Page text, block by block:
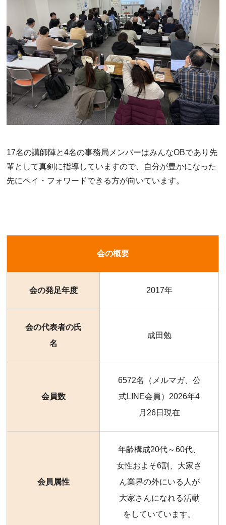
17名の講師陣と4名の事務局メンバーはみんなOBであり先
輩として真剣に指導していますので、自分が豊かになった
先にペイ・フォワードできる方が向いています。
会の概要
会の発足年度 2017年
会の代表者の氏
名
成田勉
会員数
6572名（メルマガ、公
式LINE会員）2026年4
月26日現在
会員属性
年齢構成20代～60代、
女性およそ6割、大家さ
ん業界の外にいる人が
大家さんになれる活動
をしていています。